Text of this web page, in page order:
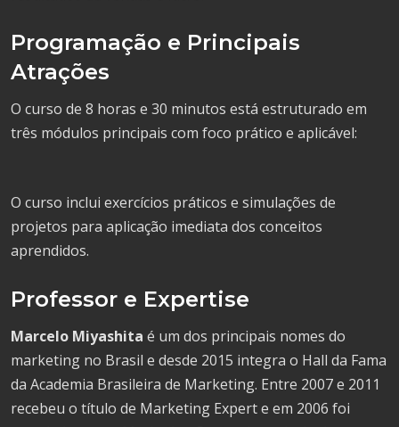
Programação e Principais
Atrações
O curso de 8 horas e 30 minutos está estruturado em
três módulos principais com foco prático e aplicável:
O curso inclui exercícios práticos e simulações de
projetos para aplicação imediata dos conceitos
aprendidos.
Professor e Expertise
Marcelo Miyashita é um dos principais nomes do
marketing no Brasil e desde 2015 integra o Hall da Fama
da Academia Brasileira de Marketing. Entre 2007 e 2011
recebeu o título de Marketing Expert e em 2006 foi